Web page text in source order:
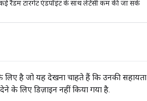
रैंडम टारगेट एंडपॉइंट के साथ लेटेंसी कम की जा सके
है जो यह देखना चाहते हैं कि उनकी सहायता
के लिए डिज़ाइन नहीं किया गया है.